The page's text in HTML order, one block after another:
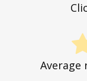
Average